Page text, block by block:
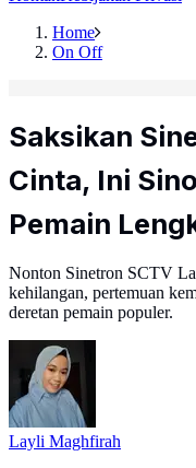
Home
On Off
Saksikan
Cinta, Ini
Pemain
Nonton Sinetron SCTV
kehilangan, pertemuan
deretan pemain populer.
Layli Maghfirah